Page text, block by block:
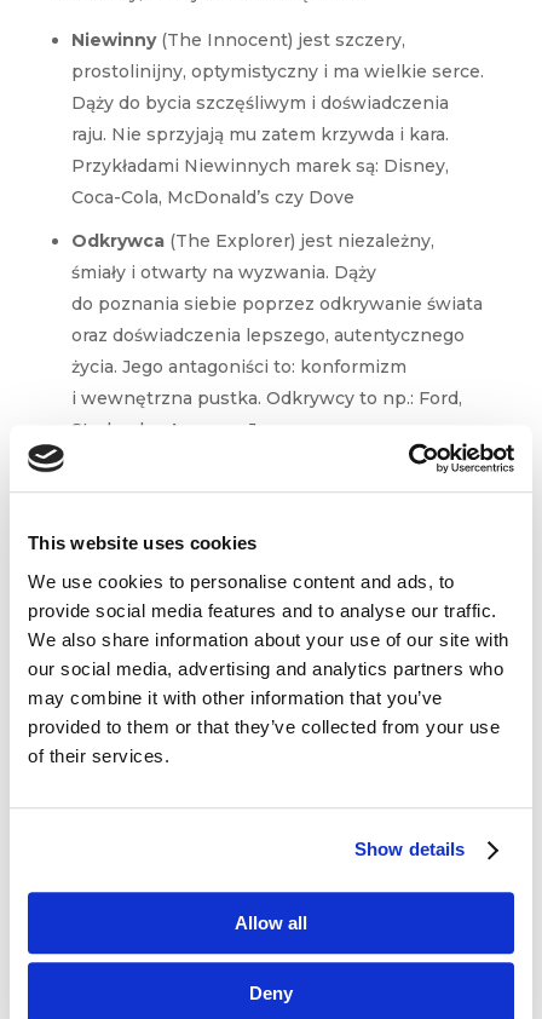
This website uses cookies
We use cookies to personalise content and ads, to
provide social media features and to analyse our traffic.
We also share information about your use of our site with
our social media, advertising and analytics partners who
may combine it with other information that you’ve
provided to them or that they’ve collected from your use
of their services.
Show details
Allow all
Deny
Niewinny(The Innocent) jest szczery,
prostolinijny, optymistyczny i ma wielkie serce.
Dąży do bycia szczęśliwym i doświadczenia
raju. Nie sprzyjają mu zatem krzywda i kara.
Przykładami Niewinnych marek są: Disney,
Coca-Cola, McDonald’s czy Dove
Odkrywca(The Explorer) jest niezależny,
śmiały i otwarty na wyzwania. Dąży
do poznania siebie poprzez odkrywanie świata
oraz doświadczenia lepszego, autentycznego
życia. Jego antagoniści to: konformizm
i wewnętrzna pustka. Odkrywcy to np.: Ford,
Starbucks, Amazon, Jeep
(The Sage) to inteligentny, pracowity,
to zrozumieć świat dzięki inteligencji
Nie lubi się więc z ignorancją, kłamstwem
czy brakiem wiedzy. Przykładami tego
archetypu są: National Geographic, Vichy, CNN
czy Oprah Winfrey.
W literaturze odnaleźć można
marka może reprezentować więcej niż
Warto zapamiętać